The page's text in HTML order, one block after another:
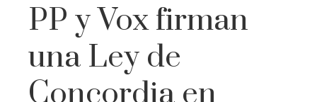
PP y Vox firman
una Ley de
Concordia en